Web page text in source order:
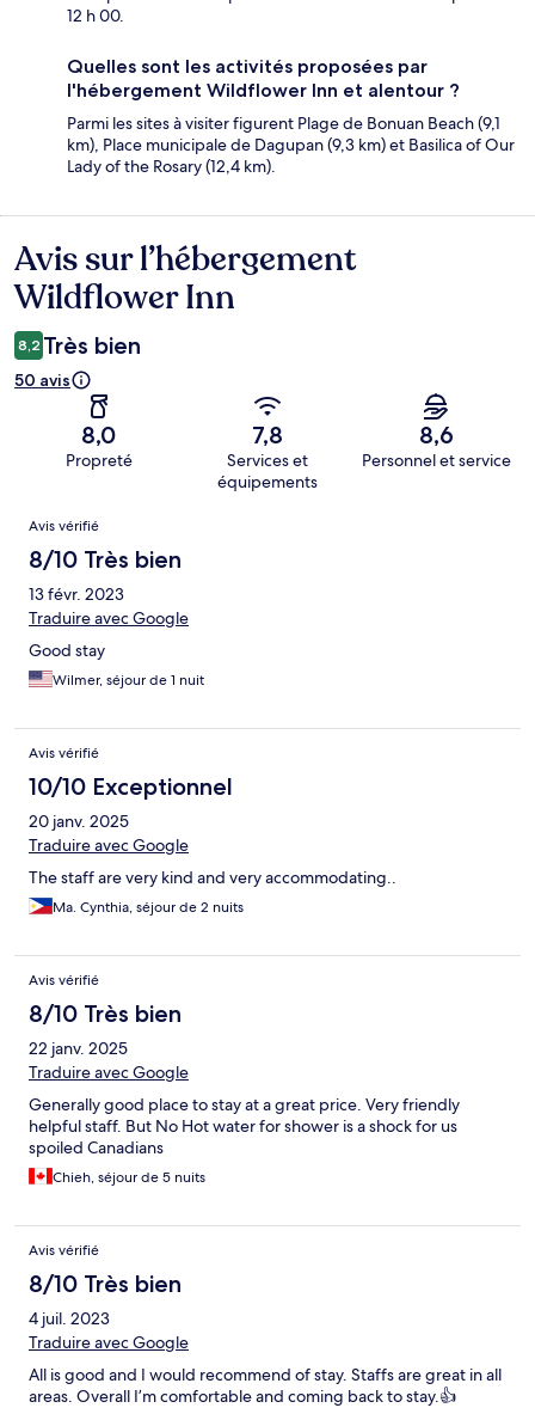
12 h 00.
Quelles sont les activités proposées par
l'hébergement Wildflower Inn et alentour ?
Parmi les sites à visiter figurent Plage de Bonuan Beach (9,1
km), Place municipale de Dagupan (9,3 km) et Basilica of Our
Lady of the Rosary (12,4 km).
Avis
Avis sur l’hébergement
Wildflower Inn
8,2 Très bien
50 avis
8,0
Propreté
7,8
Services et
équipements
8,6
Personnel et service
Avis
Avis vérifié
8/10 Très bien
13 févr. 2023
Traduire avec Google
Good stay
Wilmer, séjour de 1 nuit
Avis vérifié
10/10 Exceptionnel
20 janv. 2025
Traduire avec Google
The staff are very kind and very accommodating..
Ma. Cynthia, séjour de 2 nuits
Avis vérifié
8/10 Très bien
22 janv. 2025
Traduire avec Google
Generally good place to stay at a great price. Very friendly
helpful staff. But No Hot water for shower is a shock for us
spoiled Canadians
Chieh, séjour de 5 nuits
Avis vérifié
8/10 Très bien
4 juil. 2023
Traduire avec Google
All is good and I would recommend of stay. Staffs are great in all
areas. Overall I’m comfortable and coming back to stay.👍